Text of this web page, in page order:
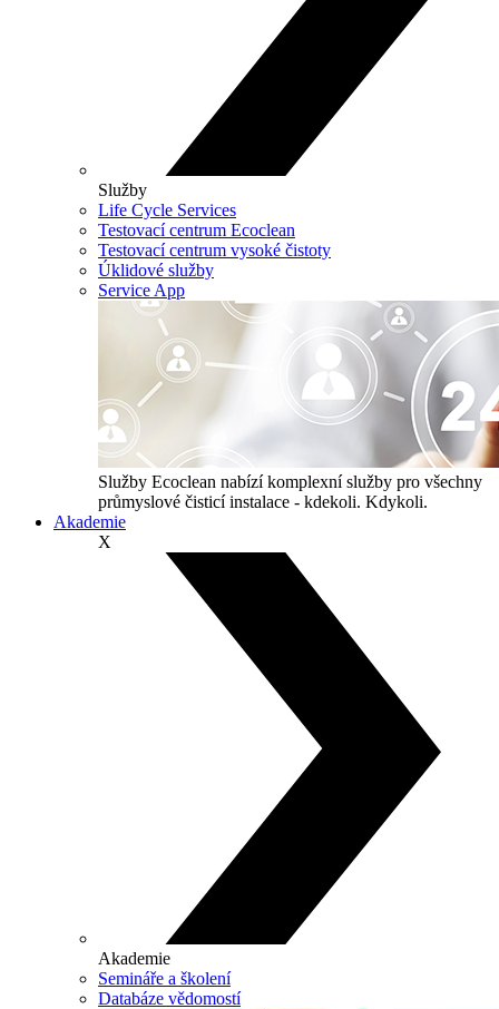
Služby
Life Cycle Services
Testovací centrum Ecoclean
Testovací centrum vysoké čistoty
Úklidové služby
Service App
Služby Ecoclean nabízí komplexní služby pro všechny
průmyslové čisticí instalace - kdekoli. Kdykoli.
Akademie
X
Akademie
Semináře a školení
Databáze vědomostí